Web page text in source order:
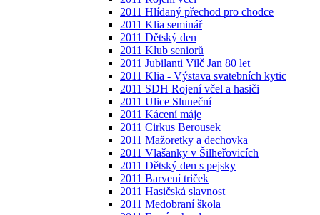
2011 Hlídaný přechod pro chodce
2011 Klia seminář
2011 Dětský den
2011 Klub seniorů
2011 Jubilanti Vilč Jan 80 let
2011 Klia - Výstava svatebních kytic
2011 SDH Rojení včel a hasiči
2011 Ulice Sluneční
2011 Kácení máje
2011 Cirkus Berousek
2011 Mažoretky a dechovka
2011 Vlašanky v Šilheřovicích
2011 Dětský den s pejsky
2011 Barvení triček
2011 Hasičská slavnost
2011 Medobraní škola